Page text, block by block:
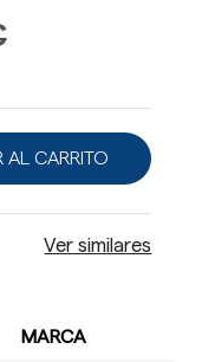
AL CARRITO
Ver similares
MARCA